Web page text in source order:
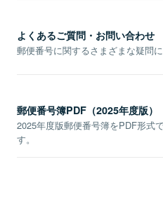
よくあるご質問・お問い合わせ
郵便番号に関するさまざまな疑問に
郵便番号簿PDF（2025年度版）
2025年度版郵便番号簿をPDF形式
す。